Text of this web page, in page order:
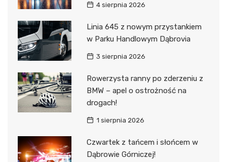
4 sierpnia 2026
Linia 645 z nowym przystankiem
w Parku Handlowym Dąbrovia
3 sierpnia 2026
Rowerzysta ranny po zderzeniu z
BMW – apel o ostrożność na
drogach!
1 sierpnia 2026
Czwartek z tańcem i słońcem w
Dąbrowie Górniczej!